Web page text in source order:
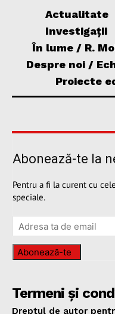
Actualitate
Investigații
În lume / R.
Despre noi /
Proiecte
Abonează-te la
Pentru a fi la curent cu
speciale.
Abonează-te
Termeni și
Dreptul de autor